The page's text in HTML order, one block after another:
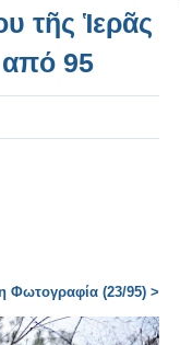
τῆς Ἱερᾶς
από 95
Φωτογραφία (23/95) >